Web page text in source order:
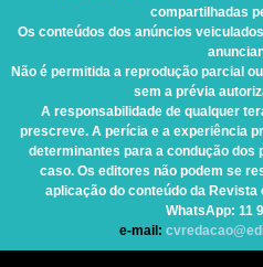
compartilhadas
Os conteúdos dos anúncios
Não é permitida a reprodução parcial
sem a prévia
A responsabilidade de qualquer
prescreve. A perícia e a experiência
determinantes para a condução dos
caso. Os editores não podem se
aplicação do conteúdo da Revista
WhatsApp: 11
e-mail: